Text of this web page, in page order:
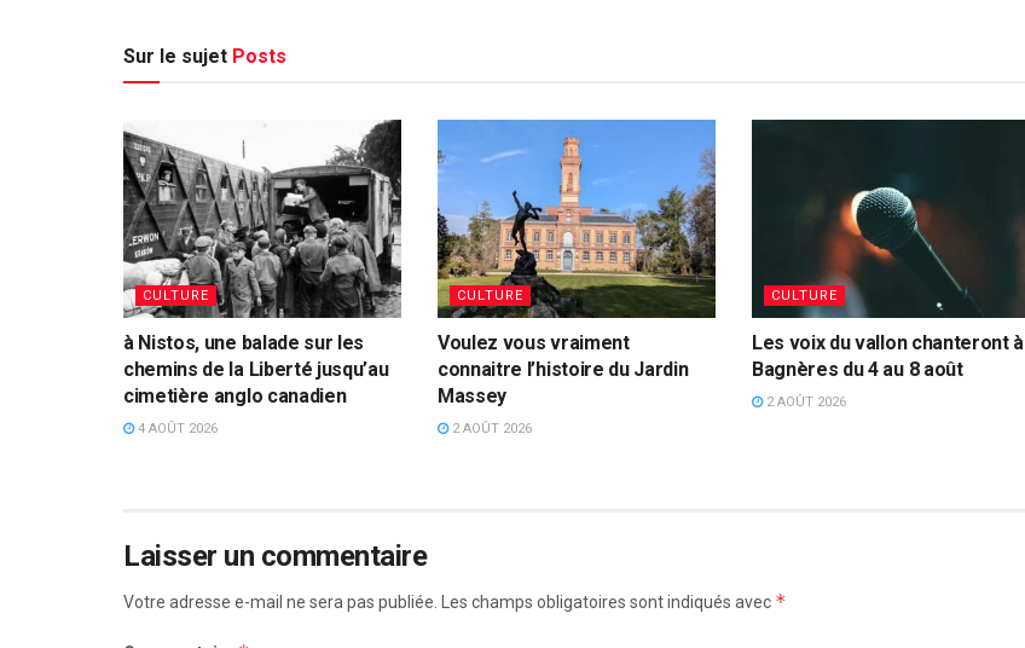
Sur le sujet Posts
CULTURE
à Nistos, une balade sur les
chemins de la Liberté jusqu’au
cimetière anglo canadien
4 AOÛT 2026
CULTURE
Voulez vous vraiment
connaitre l’histoire du Jardin
Massey
2 AOÛT 2026
CULTURE
Les voix du vallon chanteront à
Bagnères du 4 au 8 août
2 AOÛT 2026
Laisser un commentaire
Votre adresse e-mail ne sera pas publiée. Les champs obligatoires sont indiqués avec *